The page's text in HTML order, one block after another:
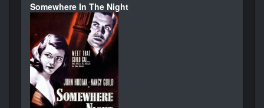
Somewhere In The Night